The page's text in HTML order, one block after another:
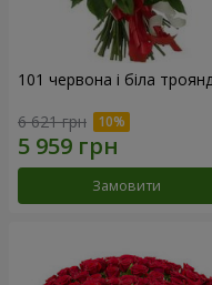
101 червона і біла
6 621 грн
Замовити